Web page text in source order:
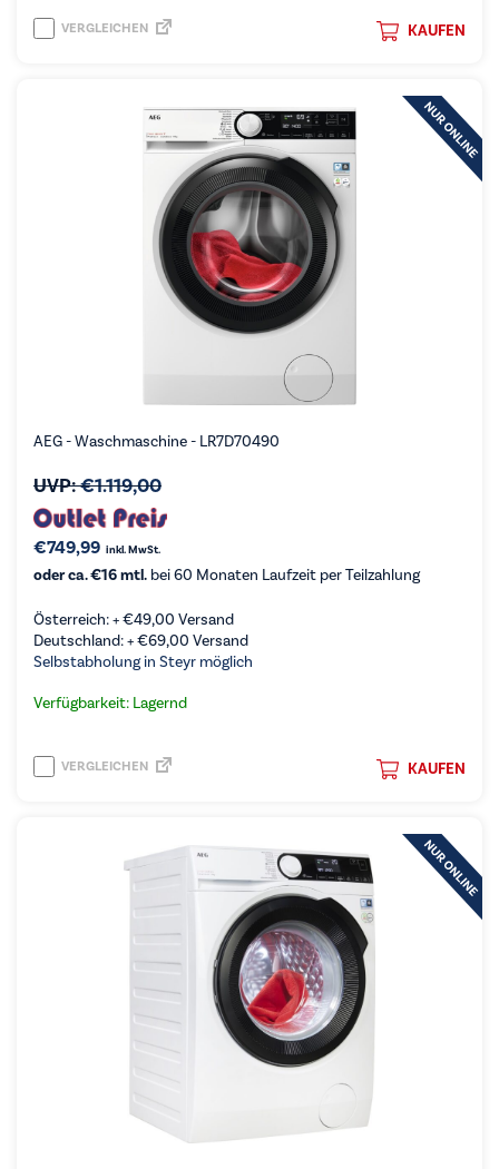
KAUFEN
VERGLEICHEN
AEG - Waschmaschine - LR7D70490
UVP:€1.119,00
€749,99 inkl. MwSt.
oder ca. €16 mtl. bei 60 Monaten Laufzeit per Teilzahlung
Österreich: +€49,00 Versand
Deutschland: +€69,00 Versand
Selbstabholung in Steyr möglich
Verfügbarkeit: Lagernd
KAUFEN
VERGLEICHEN